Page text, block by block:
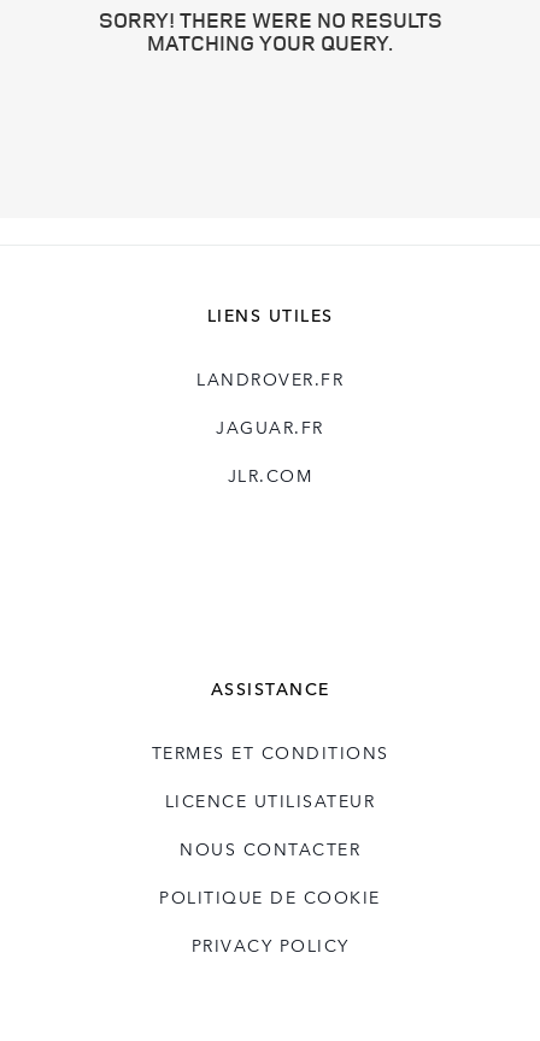
SORRY! THERE WERE NO RESULTS
MATCHING YOUR QUERY.
LIENS UTILES
LANDROVER.FR
JAGUAR.FR
JLR.COM
ASSISTANCE
TERMES ET CONDITIONS
LICENCE UTILISATEUR
NOUS CONTACTER
POLITIQUE DE COOKIE
PRIVACY POLICY